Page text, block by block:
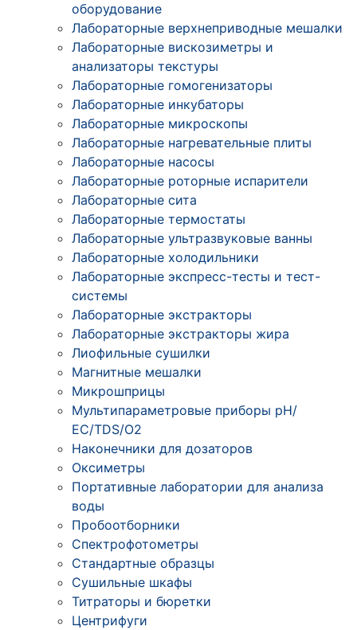
оборудование
Лабораторные верхнеприводные мешалки
Лабораторные вискозиметры и
анализаторы текстуры
Лабораторные гомогенизаторы
Лабораторные инкубаторы
Лабораторные микроскопы
Лабораторные нагревательные плиты
Лабораторные насосы
Лабораторные роторные испарители
Лабораторные сита
Лабораторные термостаты
Лабораторные ультразвуковые ванны
Лабораторные холодильники
Лабораторные экспресс-тесты и тест-
системы
Лабораторные экстракторы
Лабораторные экстракторы жира
Лиофильные сушилки
Магнитные мешалки
Микрошприцы
Мультипараметровые приборы рН/
ЕС/TDS/О2
Наконечники для дозаторов
Оксиметры
Портативные лаборатории для анализа
воды
Пробоотборники
Спектрофотометры
Стандартные образцы
Сушильные шкафы
Титраторы и бюретки
Центрифуги